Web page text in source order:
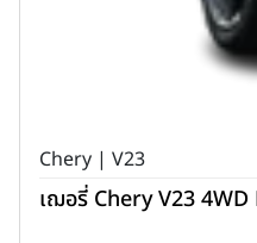
Chery | V23
เฌอรี่ Chery V23 4WD